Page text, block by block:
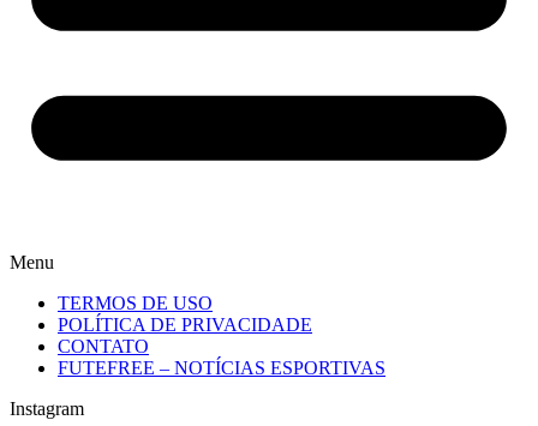
Menu
TERMOS DE USO
POLÍTICA DE PRIVACIDADE
CONTATO
FUTEFREE – NOTÍCIAS ESPORTIVAS
Instagram